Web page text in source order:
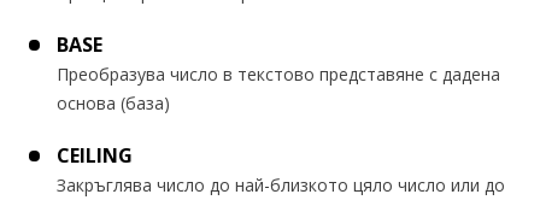
BASE
Преобразува число в текстово представяне с дадена
основа (база)
CEILING
Закръглява число до най-близкото цяло число или до